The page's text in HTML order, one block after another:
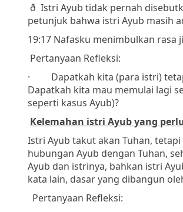
ð Istri Ayub tidak pernah
petunjuk bahwa istri Ayub masih
19:17 Nafasku menimbulkan
Pertanyaan Refleksi:
·
Dapatkah kita (para istri)
Dapatkah kita mau memulai lagi
seperti kasus Ayub)?
Kelemahan istri Ayub yang
Istri Ayub takut akan Tuhan,
hubungan Ayub dengan Tuhan,
Ayub dan istrinya, bahkan istri
kata lain, dasar yang dibangun
Pertanyaan Refleksi: